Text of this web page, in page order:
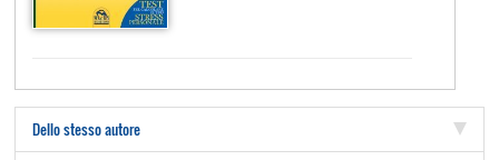
Dello stesso autore